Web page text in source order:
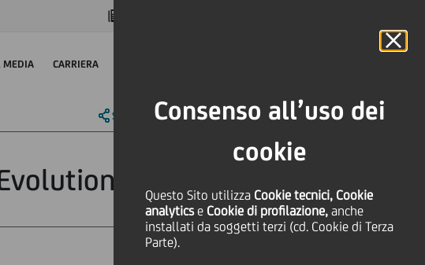
Consenso all’uso dei
cookie
Questo Sito utilizza Cookie tecnici, Cookie
analyticse Cookie di profilazione, anche
installati da soggetti terzi (cd. Cookie di Terza
Parte).
MEDIA CARRIERA
SHARE PRINT SEND